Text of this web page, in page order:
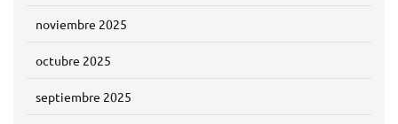
noviembre 2025
octubre 2025
septiembre 2025